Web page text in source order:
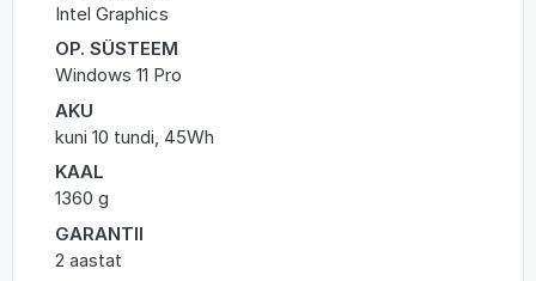
Intel Graphics
OP. SÜSTEEM
Windows 11 Pro
AKU
kuni 10 tundi, 45Wh
KAAL
1360 g
GARANTII
2 aastat